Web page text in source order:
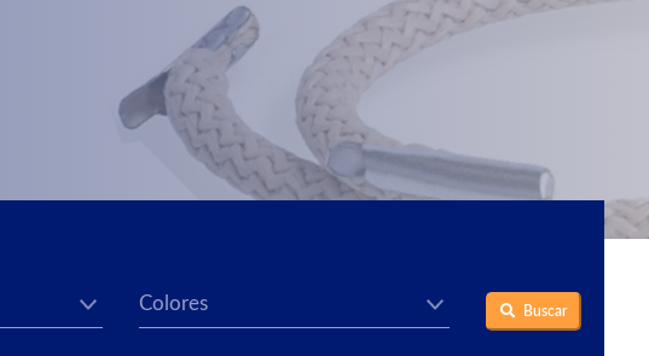
Buscar